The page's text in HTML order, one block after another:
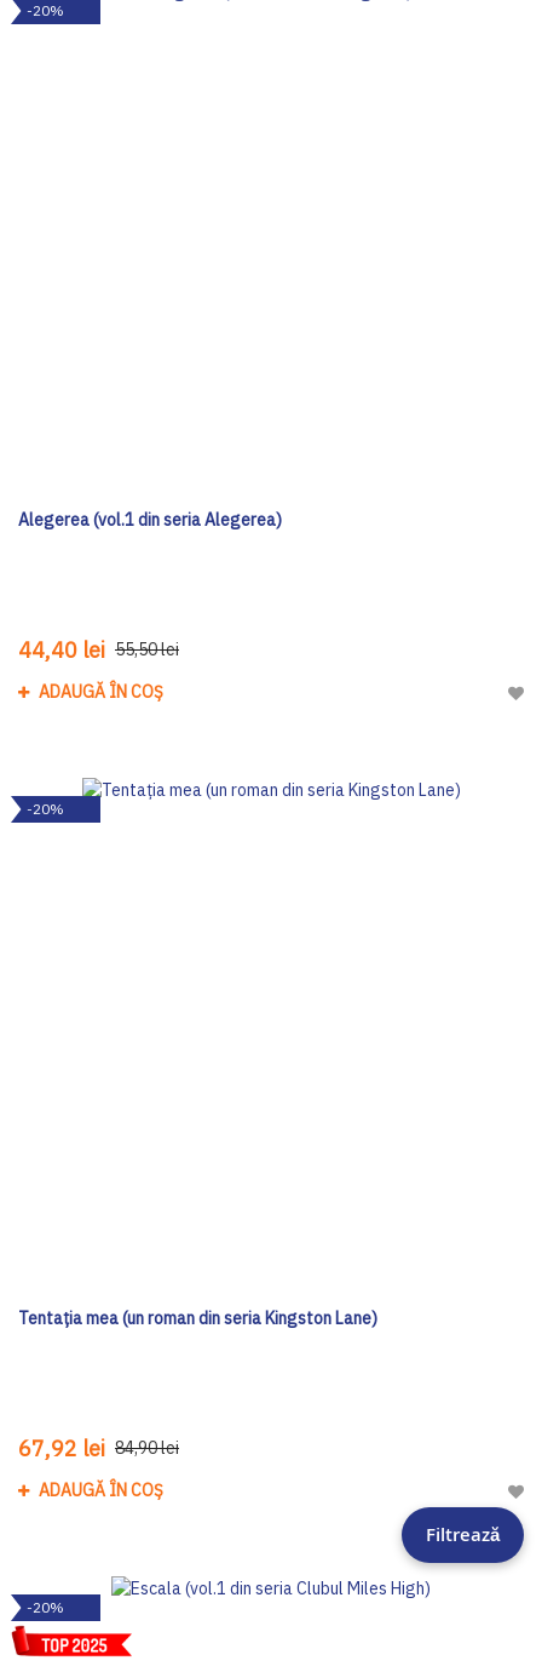
-20%
Alegerea (vol.1 din seria Alegerea)
44,40 lei 55,50 lei
ADAUGĂ ÎN COȘ
-20%
Tentația mea (un roman din seria Kingston Lane)
67,92 lei 84,90 lei
ADAUGĂ ÎN COȘ
-20%
Filtrează